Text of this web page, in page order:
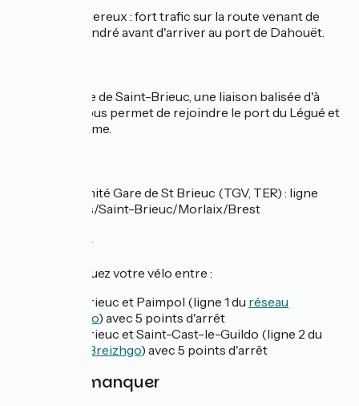
Passage dangereux : fort trafic sur la route venant de
Pléneuf Val André avant d'arriver au port de Dahouët.
Depuis la gare de Saint-Brieuc, une liaison balisée d'à
peine 4 km vous permet de rejoindre le port du Légué et
La Vélomaritime.
Gare à proximité Gare de St Brieuc (TGV, TER) : ligne
Paris/Rennes/Saint-Brieuc/Morlaix/Brest
Car + vélo
L'été, embarquez votre vélo entre :
Saint-Brieuc et Paimpol (ligne 1 du réseau
Breizhgo) avec 5 points d'arrêt
Saint-Brieuc et Saint-Cast-le-Guildo (ligne 2 du
réseau Breizhgo) avec 5 points d'arrêt
À ne pas manquer